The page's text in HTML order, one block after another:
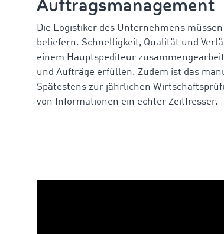
Auftragsmanagement
Die Logistiker des Unternehmens
beliefern. Schnelligkeit, Qualität und
einem Hauptspediteur
und Aufträge erfüllen. Zudem ist das
Spätestens zur jährlichen
von Informationen ein echter Zeitfresser.